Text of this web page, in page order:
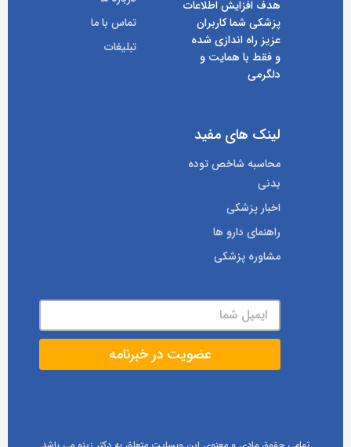
هدف افزایش اطلاعات
پزشکی شما کاربران
عزیز راه اندازی شده
و فقط با همایت و
دلگرمی
تماس با ما
تبلیغات
لینک های مفید
محاسبه شاخص توده
بدنی
اخبار پزشکی
راهنمای دارو ها
مشاوره پزشکی